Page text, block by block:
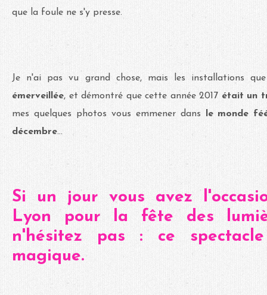
que la foule ne s'y presse.
Je n'ai pas vu grand chose, mais les installations
émerveillée, et démontré que cette année 2017 était un
mes quelques photos vous emmener dans
le monde
décembre...
Si un jour vous avez
Lyon pour la fête des
n'hésitez pas : ce
magique.